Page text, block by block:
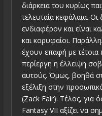
διάρκεια του κυρίως
τελευταία κεφάλαια. Οι
ενδιαφέρον και είναι
και κορυφαίοι.
έχουν επαφή με τέτοια
περίεργη η έλλειψη
αυτούς. Όμως, βοηθά
εξέλιξη στην
(Zack Fair). Τέλος, για
Fantasy VII αξίζει να